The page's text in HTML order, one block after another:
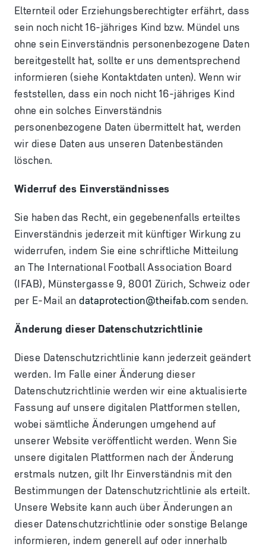
Elternteil oder Erziehungsberechtigter erfährt, dass
sein noch nicht 16-jähriges Kind bzw. Mündel uns
ohne sein Einverständnis personenbezogene Daten
bereitgestellt hat, sollte er uns dementsprechend
informieren (siehe Kontaktdaten unten). Wenn wir
feststellen, dass ein noch nicht 16-jähriges Kind
ohne ein solches Einverständnis
personenbezogene Daten übermittelt hat, werden
wir diese Daten aus unseren Datenbeständen
löschen.
Widerruf des Einverständnisses
Sie haben das Recht, ein gegebenenfalls erteiltes
Einverständnis jederzeit mit künftiger Wirkung zu
widerrufen, indem Sie eine schriftliche Mitteilung
an The International Football Association Board
(IFAB), Münstergasse 9, 8001 Zürich, Schweiz oder
per E-Mail an dataprotection@theifab.com senden.
Änderung dieser Datenschutzrichtlinie
Diese Datenschutzrichtlinie kann jederzeit geändert
werden. Im Falle einer Änderung dieser
Datenschutzrichtlinie werden wir eine aktualisierte
Fassung auf unsere digitalen Plattformen stellen,
wobei sämtliche Änderungen umgehend auf
unserer Website veröffentlicht werden. Wenn Sie
unsere digitalen Plattformen nach der Änderung
erstmals nutzen, gilt Ihr Einverständnis mit den
Bestimmungen der Datenschutzrichtlinie als erteilt.
Unsere Website kann auch über Änderungen an
dieser Datenschutzrichtlinie oder sonstige Belange
informieren, indem generell auf oder innerhalb